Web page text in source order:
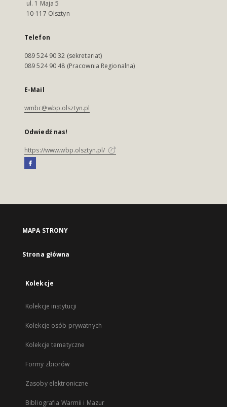
ul. 1 Maja 5
10-117 Olsztyn
Telefon
089 524 90 32 (sekretariat)
089 524 90 48 (Pracownia Regionalna)
E-Mail
wmbc@wbp.olsztyn.pl
Odwiedź nas!
https://www.wbp.olsztyn.pl/
MAPA STRONY
Strona główna
Kolekcje
Kolekcje instytucji
Kolekcje osób prywatnych
Kolekcje tematyczne
Formy zbiorów
Zasoby elektroniczne
Bibliografia Warmii i Mazur